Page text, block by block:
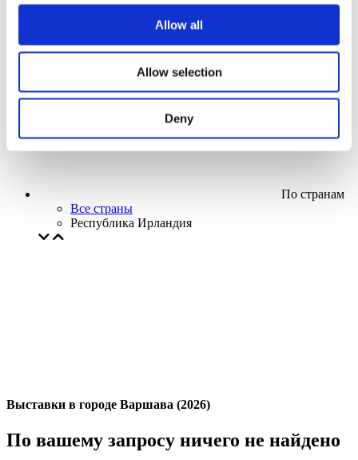
Allow all
Allow selection
Deny
Творческий вечер
Наше спецпредложение
Применить
По странам
Все страны
Республика Ирландия
Выставки в городе Варшава (2026)
По вашему запросу ничего не найдено